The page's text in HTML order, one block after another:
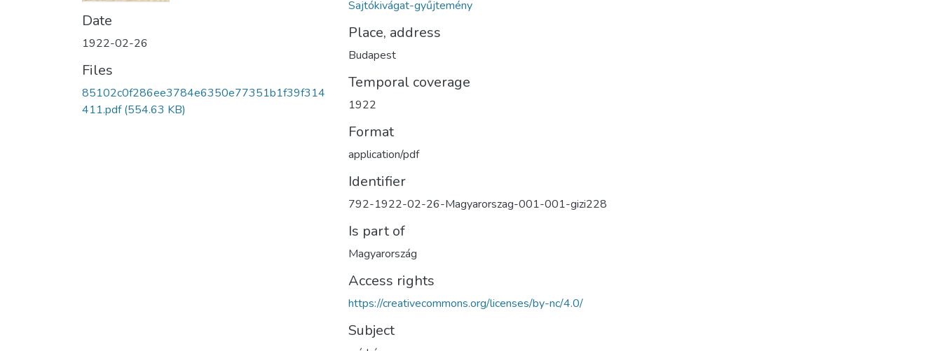
Date
1922-02-26
Files
85102c0f286ee3784e6350e77351b1f39f314
411.pdf(554.63 KB)
Sajtókivágat-gyűjtemény
Place, address
Budapest
Temporal coverage
1922
Format
application/pdf
Identifier
792-1922-02-26-Magyarorszag-001-001-gizi228
Is part of
Magyarország
Access rights
https://creativecommons.org/licenses/by-nc/4.0/
Subject